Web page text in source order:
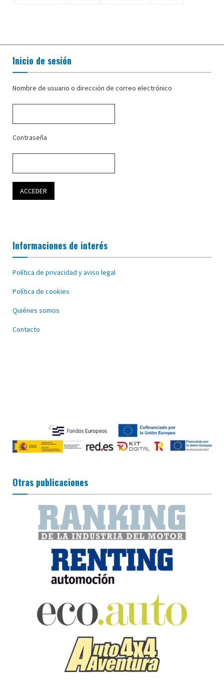
Inicio de sesión
Nombre de usuario o dirección de correo electrónico
Contraseña
Informaciones de interés
Política de privacidad y aviso legal
Política de cookies
Quiénes somos
Contacto
Otras publicaciones